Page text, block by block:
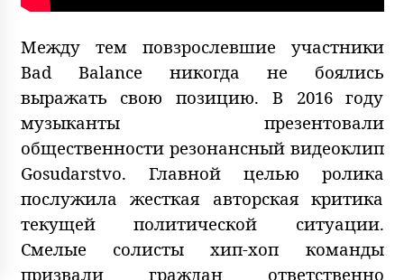
Между тем повзрослевшие участники
Bad Balance никогда не боялись
выражать свою позицию. В 2016 году
музыканты презентовали
общественности резонансный видеоклип
Gosudarstvo. Главной целью ролика
послужила жесткая авторская критика
текущей политической ситуации.
Смелые солисты хип-хоп команды
призвали граждан ответственно